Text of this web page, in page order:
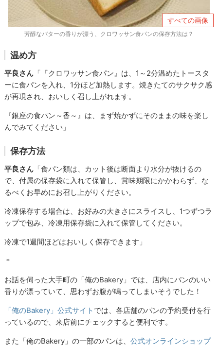
すべての画像
芳醇なバターの香りが漂う、クロワッサン食パンの保存方法は？
温め方
平良さん 「『クロワッサン食パン』は、1～2分温めたトースタ
ーに食パンを入れ、1分ほど加熱します。焼きたてのサクサク感
が再現され、おいしく召し上がれます。
『銀座の食パン～香～』は、まず焼かずにそのままの味を楽し
んでみてください」
保存方法
平良さん 「食パン類は、カット後は断面より水分が抜けるの
で、付属の保存袋に入れて保管し、賞味期限にかかわらず、な
るべくお早めにお召し上がりください。
冷凍保存する場合は、お好みの大きさにスライスし、1つずつラ
ップで包み、冷凍用保存袋に入れて保管してください。
冷凍で1週間ほどはおいしく保存できます」
＊
お話を伺った大手町の「俺のBakery」では、店内にパンのいい
香りが漂っていて、思わずお腹が鳴ってしまいそうでした！
「俺のBakery」公式サイト では、各店舗のパンの予約受付を行
っているので、来店前にチェックすると便利です。
また「俺のBakery」の一部のパンは、公式オンラインショップ